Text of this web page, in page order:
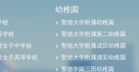
校
学校
女子中学校
女子高等学校
幼稚園
聖徳大学附属幼稚園
聖徳大学附属第二幼稚園
聖徳大学附属成田幼稚園
聖徳大学附属浦安幼稚園
聖徳学園三田幼稚園